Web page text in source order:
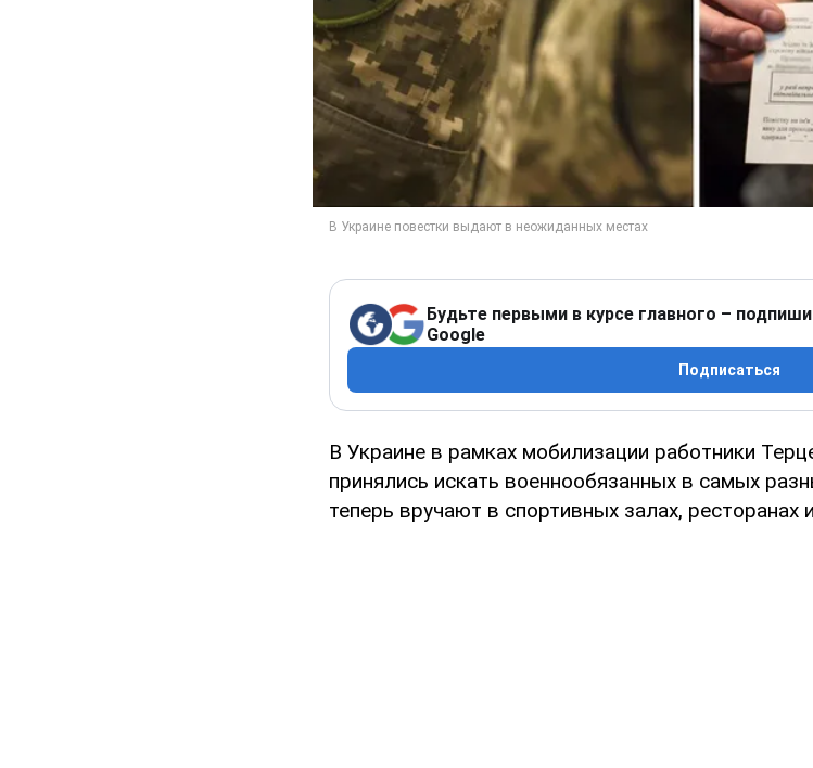
Будьте первыми в курсе главного –
Google
Подписаться
В Украине в рамках мобилизации работники
принялись искать военнообязанных в самых
теперь вручают в спортивных залах, ресторанах